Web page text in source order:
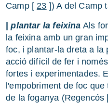
Camp [23 ]) A del Camp
|plantar la feixina Als
la feixina amb un gran
foc, i plantar-la dreta a la
acció difícil de fer i
fortes i experimentades.
l'empobriment de foc
de la foganya (Regencós